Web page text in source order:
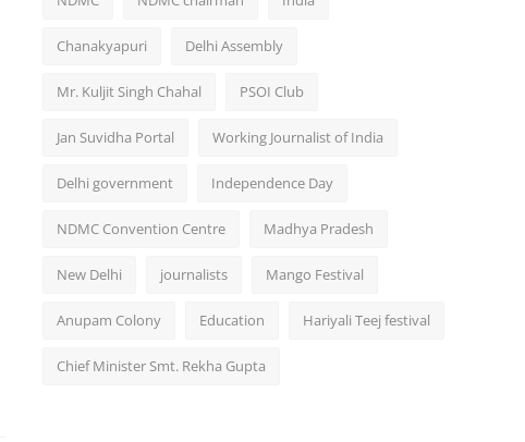
Chanakyapuri Delhi Assembly
Mr. Kuljit Singh Chahal PSOI Club
Jan Suvidha Portal Working Journalist of India
Delhi government Independence Day
NDMC Convention Centre Madhya Pradesh
New Delhi journalists Mango Festival
Anupam Colony Education Hariyali Teej festival
Chief Minister Smt. Rekha Gupta